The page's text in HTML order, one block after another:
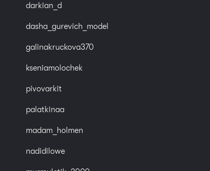
darkian_d
dasha_gurevich_model
galinakruckova370
kseniamolochek
pivovarkit
palatkinaa
madam_holmen
nadidilowe